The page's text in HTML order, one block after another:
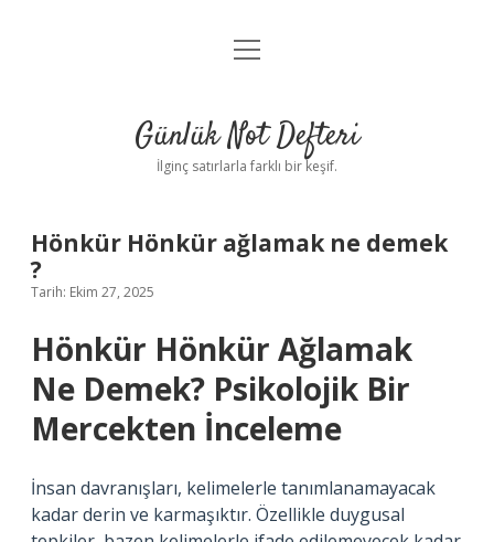
Anasayfa
Yasal Uyarı
menüyü
Günlük Not Defteri
İlginç satırlarla farklı bir keşif.
Hönkür Hönkür ağlamak ne demek
?
Tarih: Ekim 27, 2025
Hönkür Hönkür Ağlamak
Ne Demek? Psikolojik Bir
Mercekten İnceleme
İnsan davranışları, kelimelerle tanımlanamayacak
kadar derin ve karmaşıktır. Özellikle duygusal